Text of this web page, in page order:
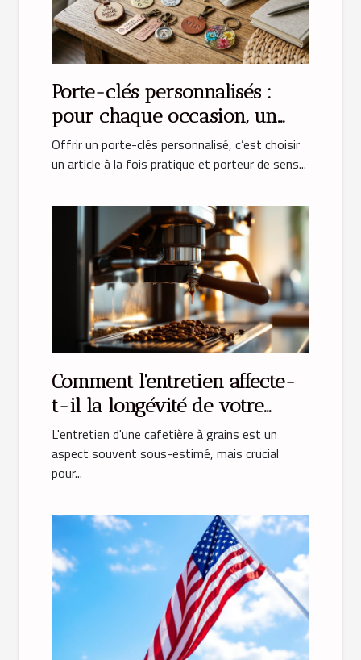
Porte-clés personnalisés :
pour chaque occasion, un
cadeau unique
Offrir un porte-clés personnalisé, c’est choisir
un article à la fois pratique et porteur de sens...
Comment l'entretien affecte-
t-il la longévité de votre
cafetière à grains ?
L'entretien d'une cafetière à grains est un
aspect souvent sous-estimé, mais crucial
pour...